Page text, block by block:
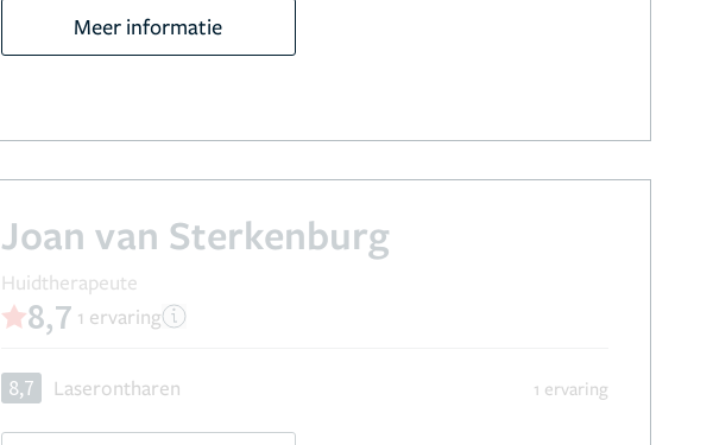
Meer informatie
Joan van Sterkenburg
Huidtherapeute
8,7 1 ervaring
8,7 Laserontharen 1 ervaring